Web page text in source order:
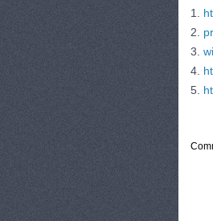
1.
2.
3.
4.
5.